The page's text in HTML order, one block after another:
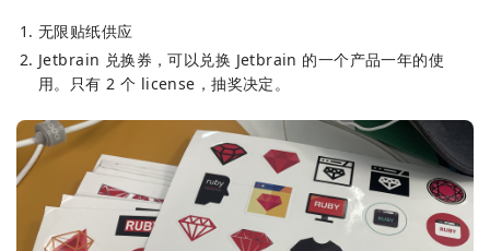
无限贴纸供应
Jetbrain 兑换券，可以兑换 Jetbrain 的一个产品一年的使
用。只有 2 个 license，抽奖决定。